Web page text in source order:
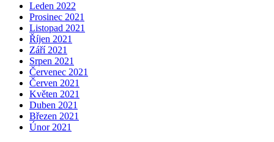
Leden 2022
Prosinec 2021
Listopad 2021
Říjen 2021
Září 2021
Srpen 2021
Červenec 2021
Červen 2021
Květen 2021
Duben 2021
Březen 2021
Únor 2021